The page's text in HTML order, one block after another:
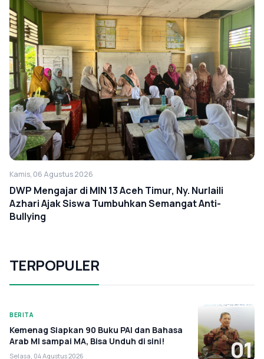
Kamis, 06 Agustus 2026
DWP Mengajar di MIN 13 Aceh Timur, Ny. Nurlaili
Azhari Ajak Siswa Tumbuhkan Semangat Anti-
Bullying
TERPOPULER
BERITA
Kemenag Siapkan 90 Buku PAI dan Bahasa
Arab MI sampai MA, Bisa Unduh di sini!
Selasa, 04 Agustus 2026 01